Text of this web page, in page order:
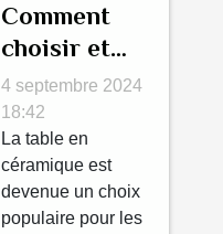
Comment
choisir et
entretenir
une table en
céramique ?
4 septembre 2024
18:42
La table en
céramique est
devenue un choix
populaire pour les